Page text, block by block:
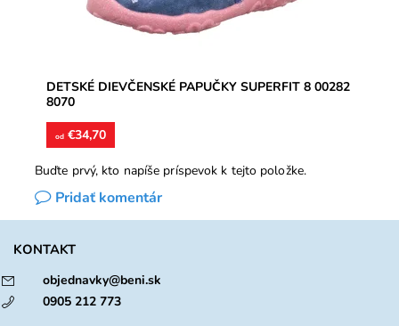
DETSKÉ DIEVČENSKÉ PAPUČKY SUPERFIT 8 00282
8070
od €34,70
Buďte prvý, kto napíše príspevok k tejto položke.
Pridať komentár
KONTAKT
objednavky@beni.sk
0905 212 773